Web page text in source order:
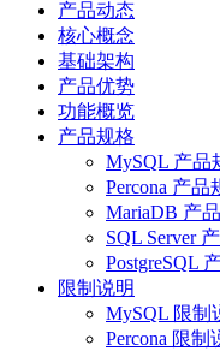
产品动态
核心概念
基础架构
产品优势
功能概览
产品规格
MySQL 产品
Percona 产品
MariaDB 产
SQL Server
PostgreSQL
限制说明
MySQL 限制
Percona 限制